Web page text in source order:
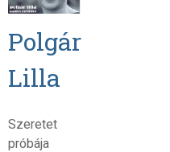
Polgár
Lilla
Szeretet
próbája